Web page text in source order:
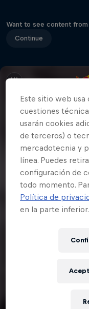
Want to see content
Continue
Este sitio web usa
cuestiones
usarán cookies
de terceros) o
mercadotecnia y
línea. Puedes
configuración de
todo momento.
Política de
en la parte inferior.